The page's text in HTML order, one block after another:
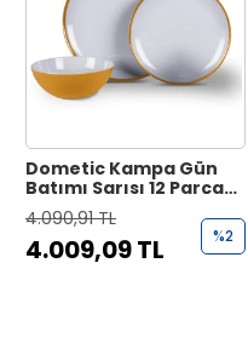
Dometic Kampa Gün
Batımı Sarısı 12 Parça
Melamin Yemek Takımı
4.090,91 TL
4.009,09 TL %2